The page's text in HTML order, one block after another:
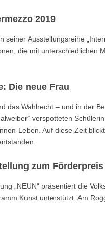
2019
seiner Ausstellungsreihe
die mit unterschiedlichen
Die neue Frau
das Wahlrecht – und in der
verspotteten
Leben. Auf diese Zeit
zum
„NEUN“ präsentiert die
Kunst unterstützt. Am